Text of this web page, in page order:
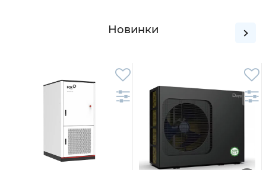
Новинки